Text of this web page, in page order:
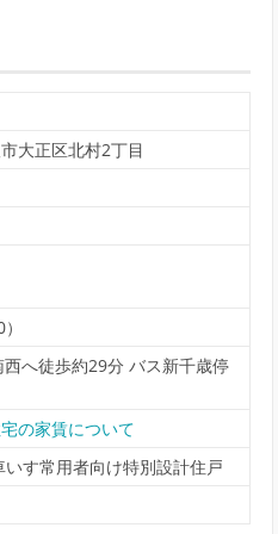
大正区北村2丁目
西へ徒歩約29分 バス新千歳停
の家賃について
す常用者向け特別設計住戸